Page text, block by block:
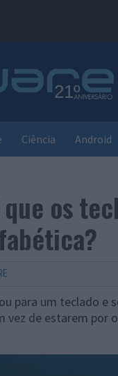
Ciência Android
os
para um teclado e
vez de estarem por